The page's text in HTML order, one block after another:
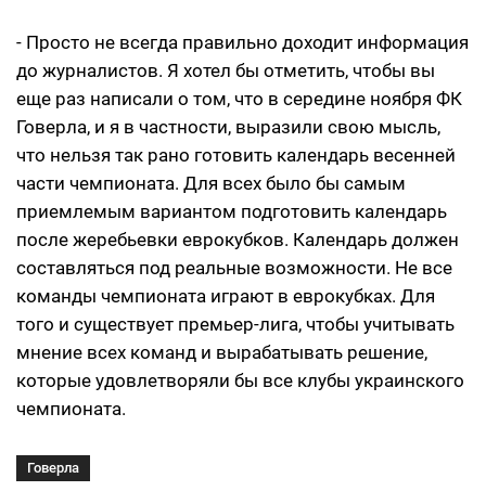
- Просто не всегда правильно доходит информация
до журналистов. Я хотел бы отметить, чтобы вы
еще раз написали о том, что в середине ноября ФК
Говерла, и я в частности, выразили свою мысль,
что нельзя так рано готовить календарь весенней
части чемпионата. Для всех было бы самым
приемлемым вариантом подготовить календарь
после жеребьевки еврокубков. Календарь должен
составляться под реальные возможности. Не все
команды чемпионата играют в еврокубках. Для
того и существует премьер-лига, чтобы учитывать
мнение всех команд и вырабатывать решение,
которые удовлетворяли бы все клубы украинского
чемпионата.
Говерла